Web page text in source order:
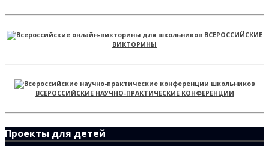
ВСЕРОССИЙСКИЕ
ВИКТОРИНЫ
ВСЕРОССИЙСКИЕ НАУЧНО-ПРАКТИЧЕСКИЕ КОНФЕРЕНЦИИ
Проекты для детей